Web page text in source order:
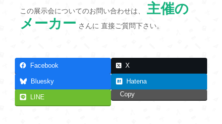
この展示会についてのお問い合わせは、 主催の
メーカー さんに 直接ご質問下さい。
Facebook X
Bluesky Hatena
LINE Copy